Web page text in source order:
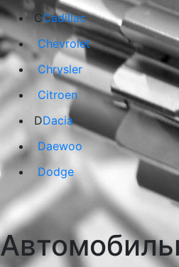
CCadillac
Chevrolet
Chrysler
Citroen
DDacia
Daewoo
Dodge